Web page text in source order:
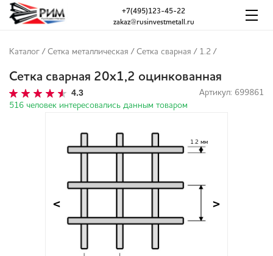
zakaz@rusinvestmetall.ru
+7(495)123-45-22
Каталог / Сетка металлическая / Сетка сварная / 1.2 /
Сетка сварная 20х1,2 оцинкованная
4.3
Артикул: 699861
516 человек интересовались данным товаром
1.2 мм
< >